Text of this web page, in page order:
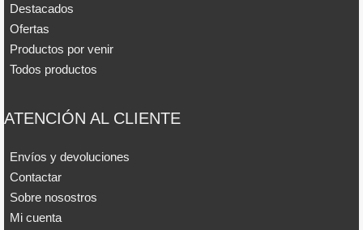
Destacados
Ofertas
Productos por venir
Todos productos
ATENCIÓN AL CLIENTE
Envíos y devoluciones
Contactar
Sobre nosostros
Mi cuenta